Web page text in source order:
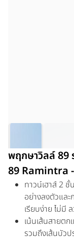
พฤกษาวิลล์ 89
89 Ramintra
ทาวน์เฮาส์ 2
อย่างลงตัวแล
เรียบง่าย ไม่มี
เน้นเส้นสายต
รวมถึงเส้นบัว